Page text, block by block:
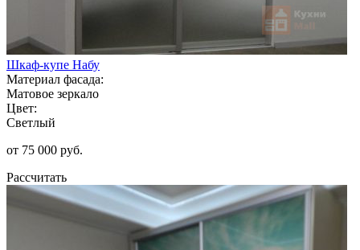
Шкаф-купе Набу
Материал фасада:
Матовое зеркало
Цвет:
Светлый
от 75 000 руб.
Рассчитать